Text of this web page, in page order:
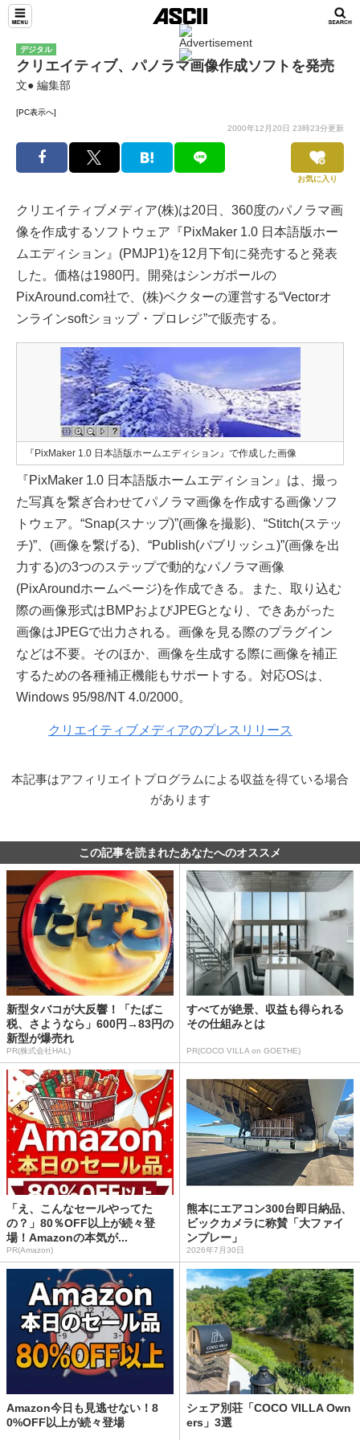
デジタル
クリエイティブ、パノラマ画像作成ソフトを発売
文● 編集部
[PC表示へ]
2000年12月20日 23時23分更新
お気に入り
クリエイティブメディア(株)は20日、360度のパノラマ画
像を作成するソフトウェア『PixMaker 1.0 日本語版ホー
ムエディション』(PMJP1)を12月下旬に発売すると発表
した。価格は1980円。開発はシンガポールの
PixAround.com社で、(株)ベクターの運営する“Vectorオ
ンラインsoftショップ・プロレジ”で販売する。
『PixMaker 1.0 日本語版ホームエディション』で作成した画像
『PixMaker 1.0 日本語版ホームエディション』は、撮っ
た写真を繋ぎ合わせてパノラマ画像を作成する画像ソフ
トウェア。“Snap(スナップ)”(画像を撮影)、“Stitch(ステッ
チ)”、(画像を繋げる)、“Publish(パブリッシュ)”(画像を出
力する)の3つのステップで動的なパノラマ画像
(PixAroundホームページ)を作成できる。また、取り込む
際の画像形式はBMPおよびJPEGとなり、できあがった
画像はJPEGで出力される。画像を見る際のプラグイン
などは不要。そのほか、画像を生成する際に画像を補正
するための各種補正機能もサポートする。対応OSは、
Windows 95/98/NT 4.0/2000。
クリエイティブメディアのプレスリリース
本記事はアフィリエイトプログラムによる収益を得ている場合
があります
この記事を読まれたあなたへのオススメ
新型タバコが大反響！「たばこ
税、さようなら」600円→83円の
新型が爆売れ
PR(株式会社HAL)
すべてが絶景、収益も得られる
その仕組みとは
PR(COCO VILLA on GOETHE)
「え、こんなセールやってた
の？」80％OFF以上が続々登
場！Amazonの本気が...
PR(Amazon)
熊本にエアコン300台即日納品、
ビックカメラに称賛「大ファイ
ンプレー」
2026年7月30日
Amazon今日も見逃せない！8
0%OFF以上が続々登場
シェア別荘「COCO VILLA Own
ers」3選